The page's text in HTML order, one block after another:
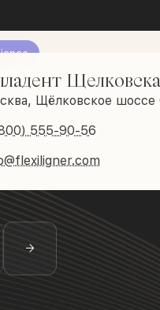
Щёлковское шоссе
555-90-56